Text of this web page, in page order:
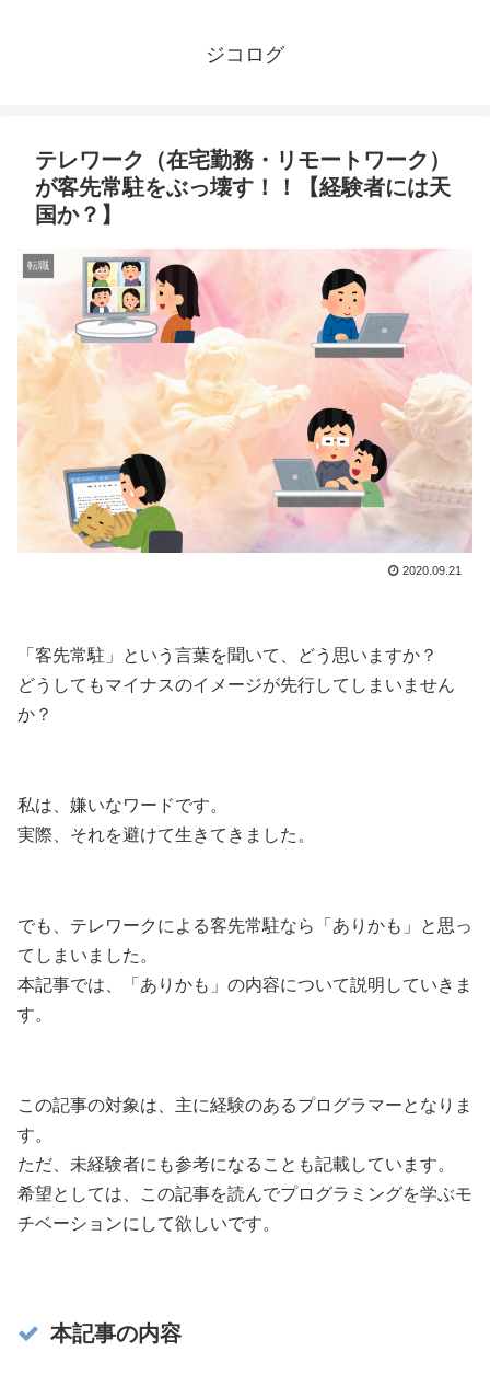
ジコログ
テレワーク（在宅勤務・リモートワーク）
が客先常駐をぶっ壊す！！【経験者には天
国か？】
転職
2020.09.21
「客先常駐」という言葉を聞いて、どう思いますか？
どうしてもマイナスのイメージが先行してしまいません
か？
私は、嫌いなワードです。
実際、それを避けて生きてきました。
でも、テレワークによる客先常駐なら「ありかも」と思っ
てしまいました。
本記事では、「ありかも」の内容について説明していきま
す。
この記事の対象は、主に経験のあるプログラマーとなりま
す。
ただ、未経験者にも参考になることも記載しています。
希望としては、この記事を読んでプログラミングを学ぶモ
チベーションにして欲しいです。
本記事の内容